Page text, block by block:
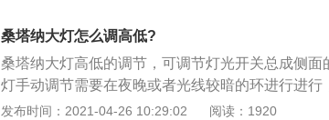
装置的车辆，其控制装置位于方向盘左侧的车外灯
挡位来调节大灯高度；3、自动调节大灯高度，根
节。
桑塔纳大灯怎么调高低?
桑塔纳大灯高低的调节，可调节灯光开关总成侧
灯手动调节需要在夜晚或者光线较暗的环进行进行
整，不影响行车安全即可。大灯高度的调节方法如
发布时间：2021-04-26 10:29:02 阅读：1920